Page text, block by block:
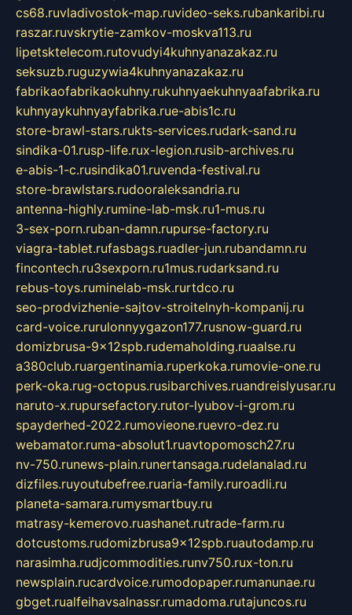
cs68.ruvladivostok-map.ruvideo-seks.rubankaribi.ru
raszar.ruvskrytie-zamkov-moskva113.ru
lipetsktelecom.rutovudyi4kuhnyanazakaz.ru
seksuzb.ruguzywia4kuhnyanazakaz.ru
fabrikaofabrikaokuhny.rukuhnyaekuhnyaafabrika.ru
kuhnyaykuhnyayfabrika.rue-abis1c.ru
store-brawl-stars.rukts-services.rudark-sand.ru
sindika-01.rusp-life.rux-legion.rusib-archives.ru
e-abis-1-c.rusindika01.ruvenda-festival.ru
store-brawlstars.rudooraleksandria.ru
antenna-highly.rumine-lab-msk.ru1-mus.ru
3-sex-porn.ruban-damn.rupurse-factory.ru
viagra-tablet.rufasbags.ruadler-jun.rubandamn.ru
fincontech.ru3sexporn.ru1mus.rudarksand.ru
rebus-toys.ruminelab-msk.rurtdco.ru
seo-prodvizhenie-sajtov-stroitelnyh-kompanij.ru
card-voice.rurulonnyygazon177.rusnow-guard.ru
domizbrusa-9x12spb.rudemaholding.ruaalse.ru
a380club.ruargentinamia.ruperkoka.rumovie-one.ru
perk-oka.rug-octopus.rusibarchives.ruandreislyusar.ru
naruto-x.rupursefactory.rutor-lyubov-i-grom.ru
spayderhed-2022.rumovieone.ruevro-dez.ru
webamator.ruma-absolut1.ruavtopomosch27.ru
nv-750.runews-plain.runertansaga.rudelanalad.ru
dizfiles.ruyoutubefree.ruaria-family.ruroadli.ru
planeta-samara.rumysmartbuy.ru
matrasy-kemerovo.ruashanet.rutrade-farm.ru
dotcustoms.rudomizbrusa9x12spb.ruautodamp.ru
narasimha.rudjcommodities.runv750.rux-ton.ru
newsplain.rucardvoice.rumodopaper.rumanunae.ru
gbget.rualfeihavsalnassr.rumadoma.rutajuncos.ru